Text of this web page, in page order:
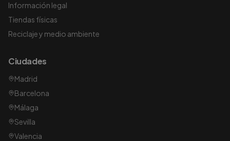
Información legal
Tiendas físicas
Reciclaje y medio ambiente
Ciudades
Madrid
Barcelona
Málaga
Sevilla
Valencia